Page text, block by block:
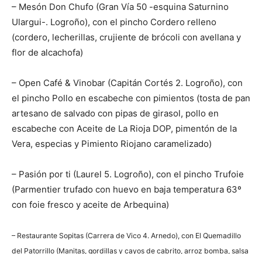
– Mesón Don Chufo (Gran Vía 50 -esquina Saturnino
Ulargui-. Logroño), con el pincho Cordero relleno
(cordero, lecherillas, crujiente de brócoli con avellana y
flor de alcachofa)
– Open Café & Vinobar (Capitán Cortés 2. Logroño), con
el pincho Pollo en escabeche con pimientos (tosta de pan
artesano de salvado con pipas de girasol, pollo en
escabeche con Aceite de La Rioja DOP, pimentón de la
Vera, especias y Pimiento Riojano caramelizado)
– Pasión por ti (Laurel 5. Logroño), con el pincho Trufoie
(Parmentier trufado con huevo en baja temperatura 63º
con foie fresco y aceite de Arbequina)
– Restaurante Sopitas (Carrera de Vico 4. Arnedo), con El Quemadillo
del Patorrillo (Manitas, gordillas y cayos de cabrito, arroz bomba, salsa